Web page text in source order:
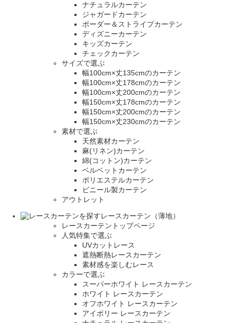
ナチュラルカーテン
ジャガードカーテン
ボーダー＆ストライプカーテン
ディズニーカーテン
キッズカーテン
チェックカーテン
サイズで選ぶ
幅100cm×丈135cmのカーテン
幅100cm×丈178cmのカーテン
幅100cm×丈200cmのカーテン
幅150cm×丈178cmのカーテン
幅150cm×丈200cmのカーテン
幅150cm×丈230cmのカーテン
素材で選ぶ
天然素材カーテン
麻(リネン)カーテン
綿(コットン)カーテン
ベルベットカーテン
ポリエステルカーテン
ビニール製カーテン
アウトレット
レースカーテン（薄地）
レースカーテントップページ
人気特集で選ぶ
UVカットレース
遮熱断熱レースカーテン
素材感を楽しむレース
カラーで選ぶ
スーパーホワイト レースカーテン
ホワイト レースカーテン
オフホワイト レースカーテン
アイボリー レースカーテン